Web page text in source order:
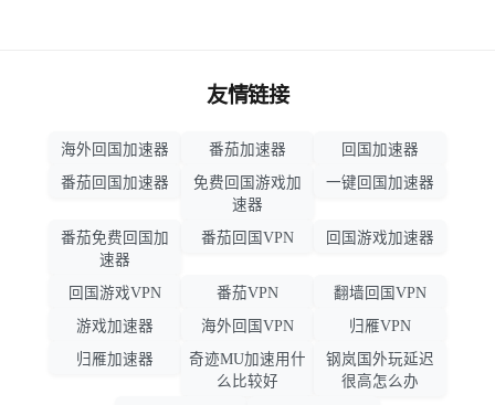
友情链接
海外回国加速器 番茄加速器
回国加速器
番茄回国加速器
免费回国游戏加
速器
一键回国加速器
番茄免费回国加
速器
番茄回国VPN 回国游戏加速器
回国游戏VPN 番茄VPN
翻墙回国VPN
游戏加速器
海外回国VPN
归雁VPN
归雁加速器
奇迹MU加速用什
么比较好
钢岚国外玩延迟
很高怎么办